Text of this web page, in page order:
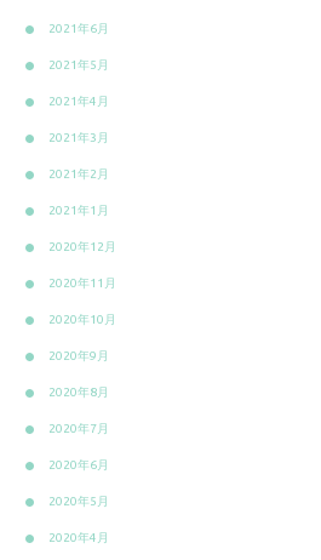
2021年6月
2021年5月
2021年4月
2021年3月
2021年2月
2021年1月
2020年12月
2020年11月
2020年10月
2020年9月
2020年8月
2020年7月
2020年6月
2020年5月
2020年4月